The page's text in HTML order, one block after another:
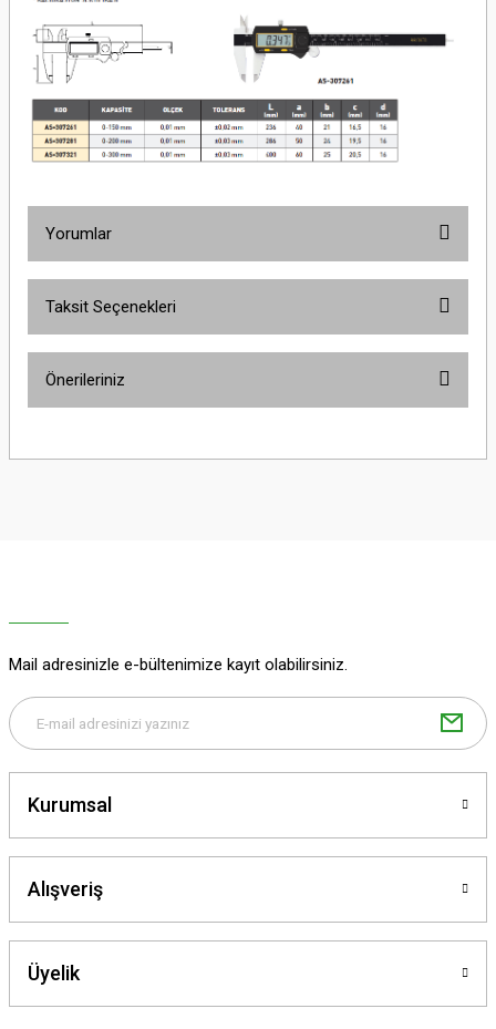
Yorumlar
Taksit Seçenekleri
Önerileriniz
Bu ürüne benzer farklı alternatifler olmalı.
Mail adresinizle e-bültenimize kayıt olabilirsiniz.
Kurumsal
Alışveriş
Üyelik